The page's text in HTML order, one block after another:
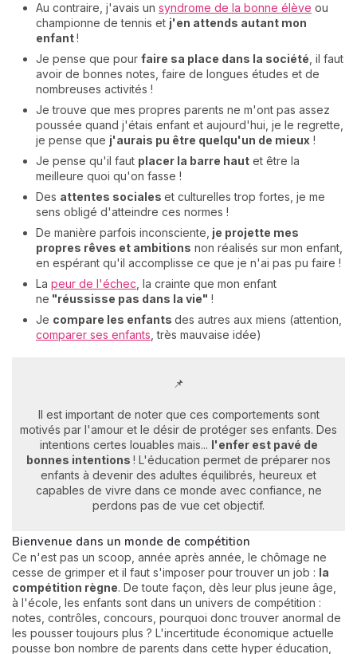
Au contraire, j'avais un syndrome de la bonne élève ou
championne de tennis et j'en attends autant mon
enfant!
Je pense que pour faire sa place dans la société , il faut
avoir de bonnes notes, faire de longues études et de
nombreuses activités !
Je trouve que mes propres parents ne m'ont pas assez
poussée quand j'étais enfant et aujourd'hui, je le regrette,
je pense que j'aurais pu être quelqu'un de mieux !
Je pense qu'il faut placer la barre haut et être la
meilleure quoi qu'on fasse !
Des attentes sociales et culturelles trop fortes, je me
sens obligé d'atteindre ces normes !
De manière parfois inconsciente, je projette mes
propres rêves et ambitions non réalisés sur mon enfant,
en espérant qu'il accomplisse ce que je n'ai pas pu faire !
La peur de l'échec , la crainte que mon enfant
ne "réussisse pas dans la vie" !
Je compare les enfants des autres aux miens (attention,
comparer ses enfants , très mauvaise idée)
📌
Il est important de noter que ces comportements sont
motivés par l'amour et le désir de protéger ses enfants. Des
intentions certes louables mais... l'enfer est pavé de
bonnes intentions ! L'éducation permet de préparer nos
enfants à devenir des adultes équilibrés, heureux et
capables de vivre dans ce monde avec confiance, ne
perdons pas de vue cet objectif.
Bienvenue dans un monde de compétition
Ce n'est pas un scoop, année après année, le chômage ne
cesse de grimper et il faut s'imposer pour trouver un job : la
compétition règne. De toute façon, dès leur plus jeune âge,
à l'école, les enfants sont dans un univers de compétition :
notes, contrôles, concours, pourquoi donc trouver anormal de
les pousser toujours plus ? L'incertitude économique actuelle
pousse bon nombre de parents dans cette hyper éducation,